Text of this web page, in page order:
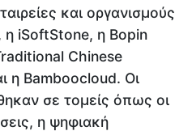
και οργανισμούς
iSoftStone, η Bopin
Chinese
η Bamboocloud. Οι
σε τομείς όπως οι
η ψηφιακή